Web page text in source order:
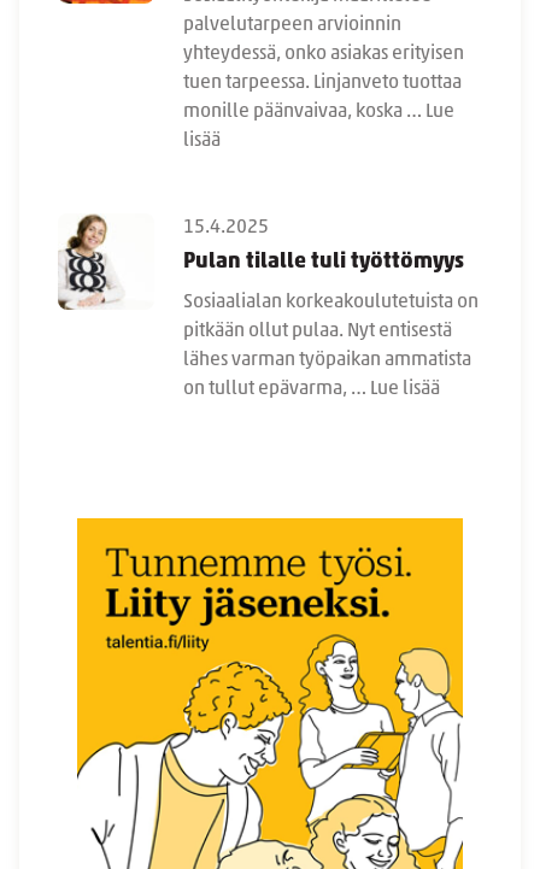
palvelutarpeen arvioinnin
yhteydessä, onko asiakas erityisen
tuen tarpeessa. Linjanveto tuottaa
monille päänvaivaa, koska … Lue
lisää
15.4.2025
Pulan tilalle tuli työttömyys
Sosiaalialan korkeakoulutetuista on
pitkään ollut pulaa. Nyt entisestä
lähes varman työpaikan ammatista
on tullut epävarma, … Lue lisää